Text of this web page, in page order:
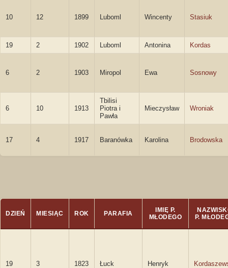
10 12 1899 Luboml Wincenty Stasiuk
19 2 1902 Luboml Antonina Kordas
6 2 1903 Miropol Ewa Sosnowy
6 10 1913
Tbilisi
Piotra i
Pawła
Mieczysław Wroniak
17 4 1917 Baranówka Karolina Brodowska
DZIEŃ MIESIĄC ROK PARAFIA
IMIĘ P.
MŁODEGO
P.
19 3 1823 Łuck Henryk